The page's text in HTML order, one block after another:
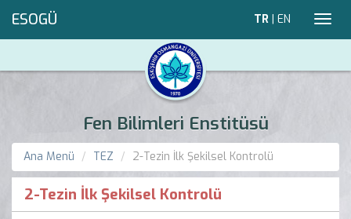
ESOGÜ TR | EN
Fen Bilimleri Enstitüsü
Ana Menü TEZ 2-Tezin İlk Şekilsel Kontrolü
2-Tezin İlk Şekilsel Kontrolü